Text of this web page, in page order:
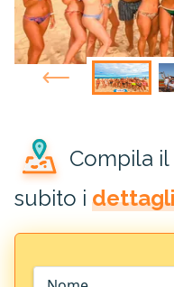
Compila
subito i